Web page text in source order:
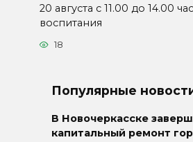
20 августа с 11.00 до 14.00
воспитания
18
Популярные
В Новочеркасске
капитальный ремонт